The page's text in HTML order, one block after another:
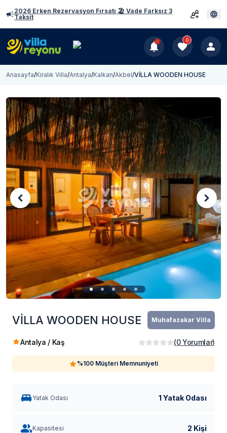
2026 Erken Rezervasyon Fırsatı 🏖️ Vade Farksız 3
Taksit
0
Anasayfa/Kiralık Villa/Antalya/Kalkan/Akbel/VİLLA WOODEN HOUSE
VİLLA WOODEN HOUSE Muhafazakar Villa
Antalya / Kaş (0 Yorumlar)
%100 Müşteri Memnuniyeti
Yatak Odası 1 Yatak Odası
Kapasitesi 2 Kişi